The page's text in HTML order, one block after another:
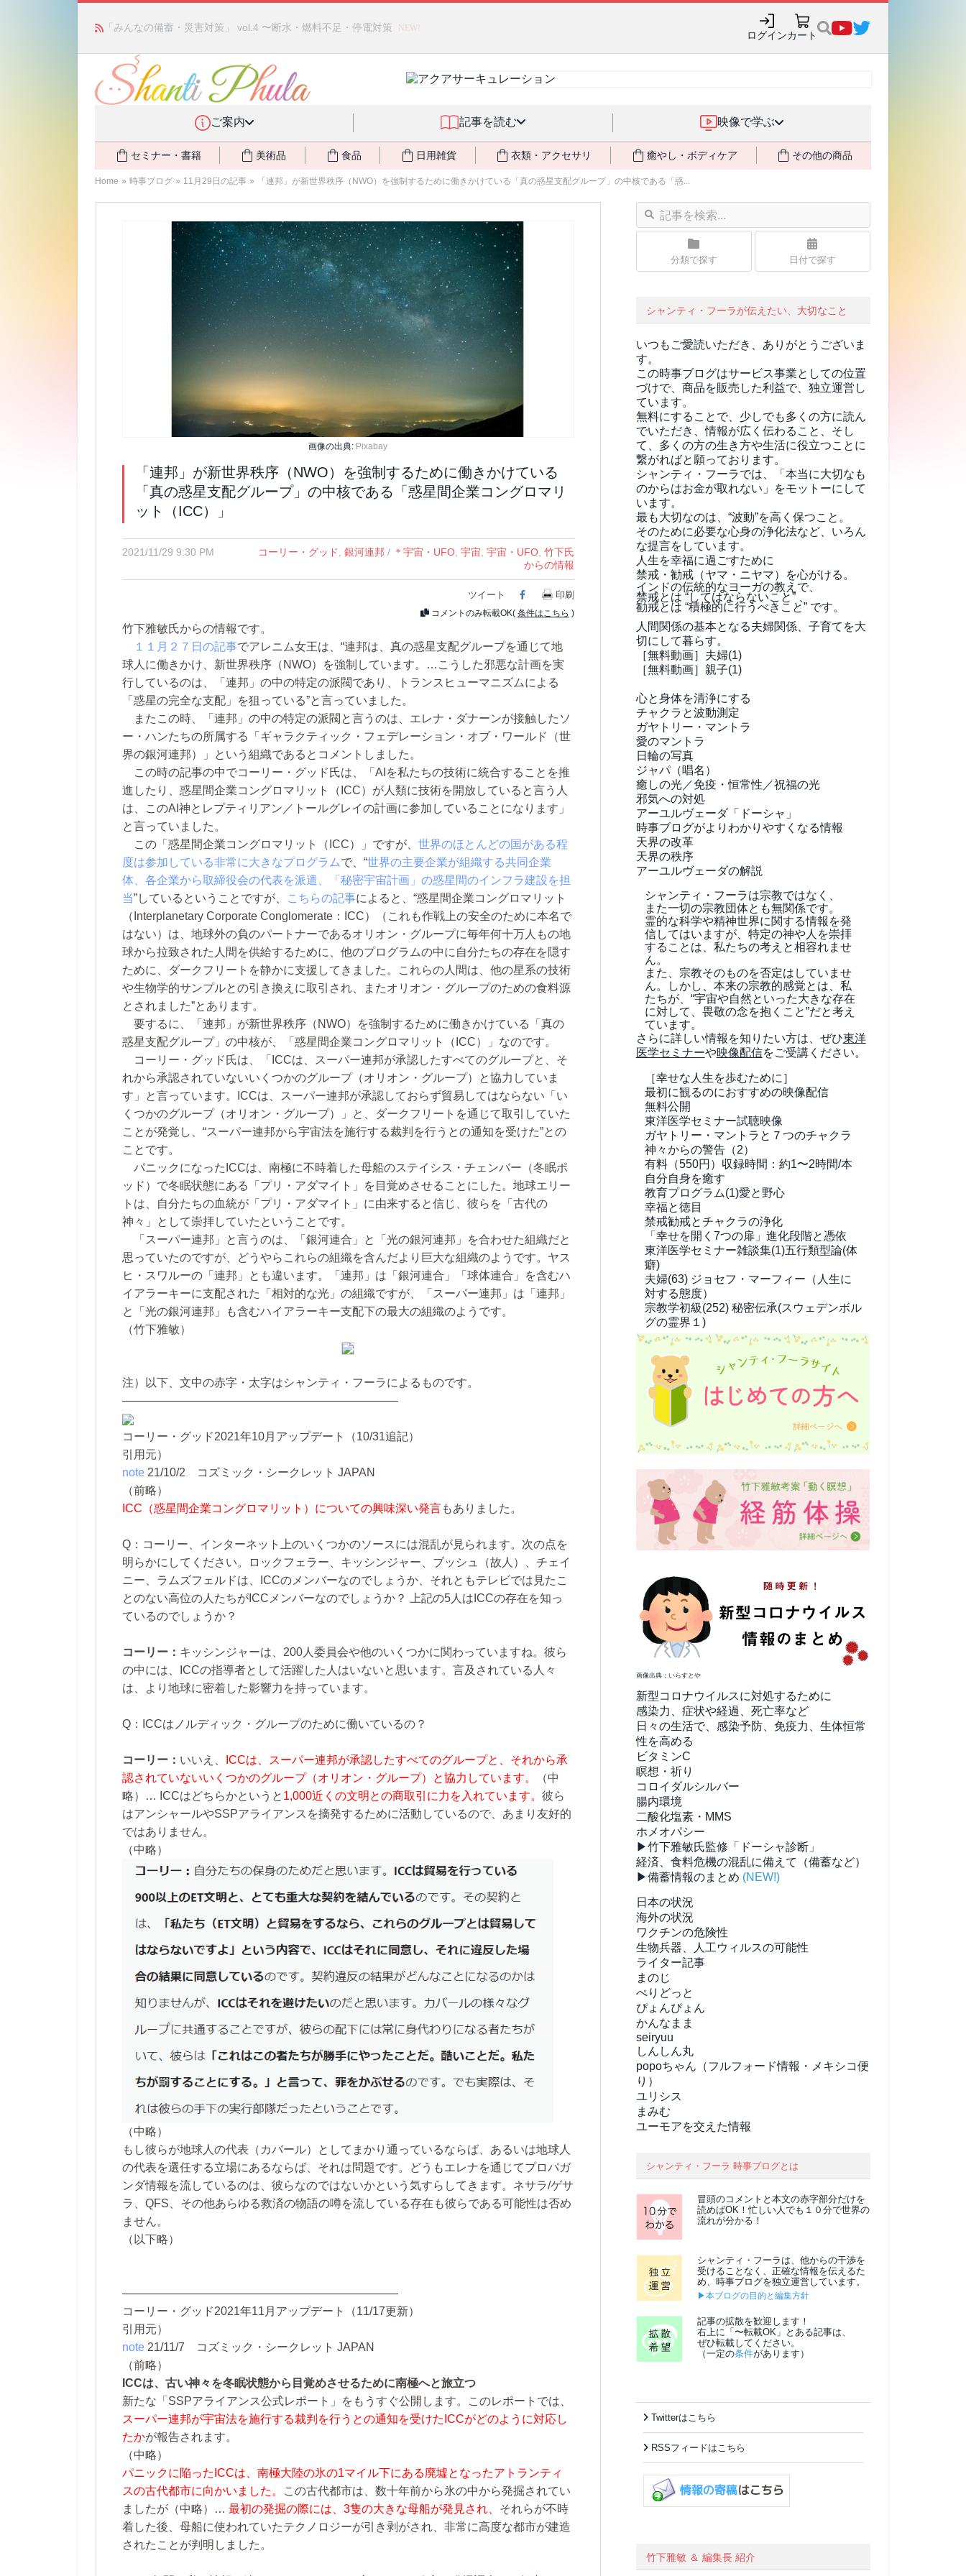
「みんなの備蓄・災害対策」 vol.4 〜断水・燃料不足・停電対策 NEW!
ログインカート
ご案内 記事を読む 映像で学ぶ
セミナー・書籍 美術品 食品 日用雑貨 衣類・アクセサリ 癒やし・ボディケア その他の商品
Home » 時事ブログ » 11月29日の記事 » 「連邦」が新世界秩序（NWO）を強制するために働きかけている「真の惑星支配グループ」の中核である「惑...
画像の出典: Pixabay
「連邦」が新世界秩序（NWO）を強制するために働きかけている
「真の惑星支配グループ」の中核である「惑星間企業コングロマリ
ット（ICC）」
2021/11/29 9:30 PM コーリー・グッド 銀河連邦 / ＊宇宙・UFO, 宇宙, 宇宙・UFO, 竹下氏
からの情報
ツイート Facebook
印刷
コメントのみ転載OK( 条件はこちら )
竹下雅敏氏からの情報です。
１１月２７日の記事でアレニム女王は、“連邦は、真の惑星支配グループを通じて地
球人に働きかけ、新世界秩序（NWO）を強制しています。…こうした邪悪な計画を実
行しているのは、「連邦」の中の特定の派閥であり、トランスヒューマニズムによる
「惑星の完全な支配」を狙っている”と言っていました。
またこの時、「連邦」の中の特定の派閥と言うのは、エレナ・ダナーンが接触したソ
ー・ハンたちの所属する「ギャラクティック・フェデレーション・オブ・ワールド（世
界の銀河連邦）」という組織であるとコメントしました。
この時の記事の中でコーリー・グッド氏は、「AIを私たちの技術に統合することを推
進したり、惑星間企業コングロマリット（ICC）が人類に技術を開放していると言う人
は、このAI神とレプティリアン／トールグレイの計画に参加していることになります」
と言っていました。
この「惑星間企業コングロマリット（ICC）」ですが、 世界のほとんどの国がある程
度は参加している非常に大きなプログラムで、“世界の主要企業が組織する共同企業
体、各企業から取締役会の代表を派遣、「秘密宇宙計画」の惑星間のインフラ建設を担
当”しているということですが、 こちらの記事によると、“惑星間企業コングロマリット
（Interplanetary Corporate Conglomerate：ICC）（これも作戦上の安全のために本名で
はない）は、地球外の負のパートナーであるオリオン・グループに毎年何十万人もの地
球から拉致された人間を供給するために、他のプログラムの中に自分たちの存在を隠す
ために、ダークフリートを静かに支援してきました。これらの人間は、他の星系の技術
や生物学的サンプルとの引き換えに取引され、またオリオン・グループのための食料源
とされました”とあります。
要するに、「連邦」が新世界秩序（NWO）を強制するために働きかけている「真の
惑星支配グループ」の中核が、「惑星間企業コングロマリット（ICC）」なのです。
コーリー・グッド氏は、「ICCは、スーパー連邦が承認したすべてのグループと、そ
れから承認されていないいくつかのグループ（オリオン・グループ）と協力していま
す」と言っています。ICCは、スーパー連邦が承認しておらず貿易してはならない「い
くつかのグループ（オリオン・グループ）」と、ダークフリートを通じて取引していた
ことが発覚し、“スーパー連邦から宇宙法を施行する裁判を行うとの通知を受けた”との
ことです。
パニックになったICCは、南極に不時着した母船のステイシス・チェンバー（冬眠ポ
ッド）で冬眠状態にある「プリ・アダマイト」を目覚めさせることにした。地球エリー
トは、自分たちの血統が「プリ・アダマイト」に由来すると信じ、彼らを「古代の
神々」として崇拝していたということです。
「スーパー連邦」と言うのは、「銀河連合」と「光の銀河連邦」を合わせた組織だと
思っていたのですが、どうやらこれらの組織を含んだより巨大な組織のようです。ヤス
ヒ・スワルーの「連邦」とも違います。「連邦」は「銀河連合」「球体連合」を含むハ
イアラーキーに支配された「相対的な光」の組織ですが、「スーパー連邦」は「連邦」
と「光の銀河連邦」も含むハイアラーキー支配下の最大の組織のようです。
（竹下雅敏）
注）以下、文中の赤字・太字はシャンティ・フーラによるものです。
————————————————————————
コーリー・グッド2021年10月アップデート（10/31追記）
引用元）
note 21/10/2 コズミック・シークレット JAPAN
（前略）
ICC（惑星間企業コングロマリット）についての興味深い発言もありました。
Q：コーリー、インターネット上のいくつかのソースには混乱が見られます。次の点を
明らかにしてください。ロックフェラー、キッシンジャー、ブッシュ（故人）、チェイ
ニー、ラムズフェルドは、ICCのメンバーなのでしょうか、それともテレビでは見たこ
とのない高位の人たちがICCメンバーなのでしょうか？ 上記の5人はICCの存在を知っ
ているのでしょうか？
コーリー： キッシンジャーは、200人委員会や他のいくつかに関わっていますね。彼ら
の中には、ICCの指導者として活躍した人はいないと思います。言及されている人々
は、より地球に密着した影響力を持っています。
Q：ICCはノルディック・グループのために働いているの？
コーリー： いいえ、
ICCは、スーパー連邦が承認したすべてのグループと、それから承
認されていないいくつかのグループ（オリオン・グループ）と協力しています。
（中
略）… ICCはどちらかというと 1,000近くの文明との商取引に力を入れています。 彼ら
はアンシャールやSSPアライアンスを摘発するために活動しているので、あまり友好的
ではありません。
（中略）
（中略）
もし彼らが地球人の代表（カバール）としてまかり通っているならば、あるいは地球人
の代表を選任する立場にあるならば、それは問題です。どうもエレナを通じてプロパガ
ンダ情報を流しているのは、彼らなのではないかという気すらしてきます。ネサラ/ゲサ
ラ、QFS、その他あらゆる救済の物語の噂を流している存在も彼らである可能性は否め
ません。
（以下略）
————————————————————————
コーリー・グッド2021年11月アップデート（11/17更新）
引用元）
note 21/11/7 コズミック・シークレット JAPAN
（前略）
ICCは、古い神々を冬眠状態から目覚めさせるために南極へと旅立つ
新たな「SSPアライアンス公式レポート」をもうすぐ公開します。このレポートでは、
スーパー連邦が宇宙法を施行する裁判を行うとの通知を受けたICCがどのように対応し
たかが報告されます。
（中略）
パニックに陥ったICCは、南極大陸の氷の1マイル下にある廃墟となったアトランティ
スの古代都市に向かいました。
この古代都市は、数十年前から氷の中から発掘されてい
ましたが （中略）… 最初の発掘の際には、3隻の大きな母船が発見され、 それらが不時
着した後、母船に使われていたテクノロジーが引き剥がされ、非常に高度な都市が建造
されたことが判明しました。
分類で探す 日付で探す
シャンティ・フーラが伝えたい、大切なこと
いつもご愛読いただき、ありがとうございま
す。
この時事ブログはサービス事業としての位置
づけで、商品を販売した利益で、独立運営し
ています。
無料にすることで、少しでも多くの方に読ん
でいただき、情報が広く伝わること、そし
て、 多くの方の生き方や生活に役立つことに
繋がればと願っております。
シャンティ・フーラでは、「本当に大切なも
のからはお金が取れない」をモットーにして
います。
最も大切なのは、“波動”を高く保つこと。
そのために必要な心身の浄化法など、いろん
な提言をしています。
人生を幸福に過ごすために
禁戒・勧戒（ヤマ・ニヤマ）を心がける。
インドの伝統的なヨーガの教えで、
禁戒とは “してはならないこと” 、
勧戒とは “積極的に行うべきこと” です。
人間関係の基本となる夫婦関係、子育てを大
切にして暮らす。
［無料動画］夫婦(1)
［無料動画］親子(1)
心と身体を清浄にする
チャクラと波動測定
ガヤトリー・マントラ
愛のマントラ
日輪の写真
ジャパ（唱名）
癒しの光／免疫・恒常性／祝福の光
邪気への対処
アーユルヴェーダ「ドーシャ」
時事ブログがよりわかりやすくなる情報
天界の改革
天界の秩序
アーユルヴェーダの解説
シャンティ・フーラは宗教ではなく、
また一切の宗教団体とも無関係です。
霊的な科学や精神世界に関する情報を発
信してはいますが、特定の神や人を崇拝
することは、私たちの考えと相容れませ
ん。
また、宗教そのものを否定はしていませ
ん。しかし、本来の宗教的感覚とは、私
たちが、“宇宙や自然といった大きな存在
に対して、畏敬の念を抱くこと”だと考え
ています。
さらに詳しい情報を知りたい方は、ぜひ東洋
医学セミナーや映像配信をご受講ください。
［幸せな人生を歩むために］
最初に観るのにおすすめの映像配信
無料公開
東洋医学セミナー試聴映像
ガヤトリー・マントラと７つのチャクラ
神々からの警告（2）
有料（550円） 収録時間：約1〜2時間/本
自分自身を癒す
教育プログラム(1)愛と野心
幸福と徳目
禁戒勧戒とチャクラの浄化
「幸せを開く7つの扉」進化段階と憑依
東洋医学セミナー雑談集(1)五行類型論(体
癖)
夫婦(63) ジョセフ・マーフィー（人生に
対する態度）
宗教学初級(252) 秘密伝承(スウェデンボル
グの霊界１)
画像出典：いらすとや
新型コロナウイルスに対処するために
感染力、症状や経過、死亡率など
日々の生活で、感染予防、免疫力、生体恒常
性を高める
ビタミンC
瞑想・祈り
コロイダルシルバー
腸内環境
二酸化塩素・MMS
ホメオパシー
▶竹下雅敏氏監修「ドーシャ診断」
経済、食料危機の混乱に備えて（備蓄など）
▶備蓄情報のまとめ (NEW!)
日本の状況
海外の状況
ワクチンの危険性
生物兵器、人工ウィルスの可能性
ライター記事
まのじ
ぺりどっと
ぴょんぴょん
かんなまま
seiryuu
しんしん丸
popoちゃん（フルフォード情報・メキシコ便
り）
ユリシス
まみむ
ユーモアを交えた情報
シャンティ・フーラ 時事ブログとは
冒頭のコメントと本文の赤字部分だけを
読めばOK！忙しい人でも１０分で世界の
流れが分かる！
シャンティ・フーラは、他からの干渉を
受けることなく、正確な情報を伝えるた
め、時事ブログを独立運営しています。
▶本ブログの目的と編集方針
記事の拡散を歓迎します！
右上に「〜転載OK」とある記事は、
ぜひ転載してください。
（一定の条件があります）
Twitterはこちら
RSSフィードはこちら
竹下雅敏 ＆ 編集長 紹介